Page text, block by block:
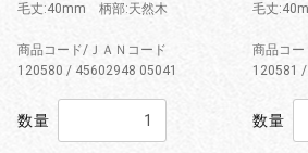
毛丈:40mm 柄部:天然木
商品コード/ＪＡＮコード
120580 / 45602948 05041
数量
毛丈
商品コ
120581
数量